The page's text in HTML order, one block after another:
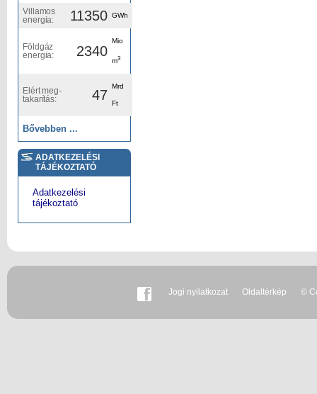
Villamos
energia:
11350 GWh
Földgáz
energia:
2340
Mio
m3
Elért meg-
takarítás:
47
Mrd
Ft
Bővebben ...
ADATKEZELÉSI
TÁJÉKOZTATÓ
Adatkezelési
tájékoztató
Jogi nyilatkozat Oldaltérkép ©